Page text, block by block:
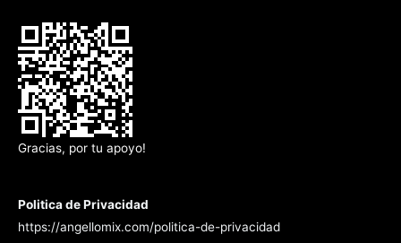
Gracias, por tu apoyo!
Politica de Privacidad
https://angellomix.com/politica-de-privacidad